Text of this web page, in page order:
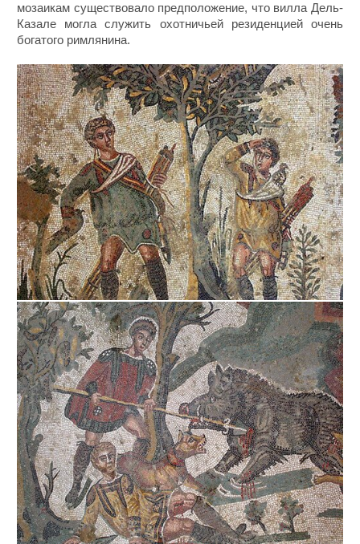
мозаикам существовало предположение, что вилла Дель-
Казале могла служить охотничьей резиденцией очень
богатого римлянина.